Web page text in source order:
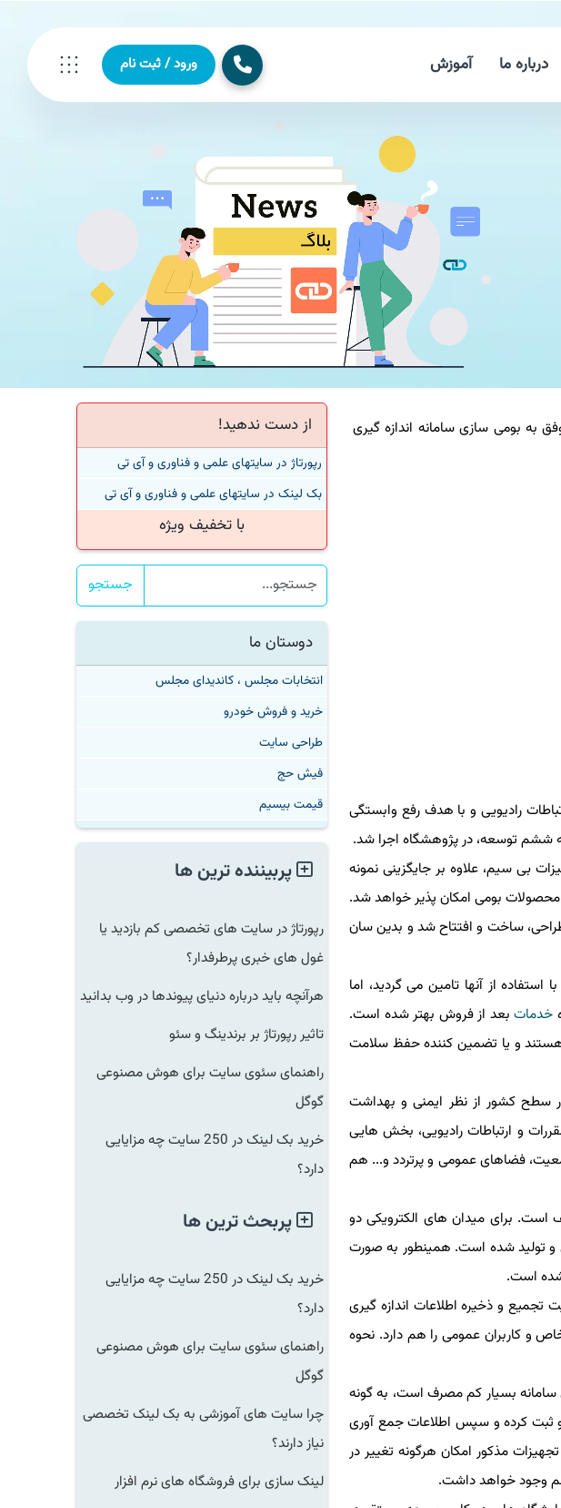
درباره ما آموزش ورود / ثبت نام
به بومی سازی سامانه اندازه گیری
رادیویی و با هدف رفع وابستگی
ششم توسعه، در پژوهشگاه اجرا شد.
بی سیم، علاوه بر جایگزینی نمونه
محصولات بومی امكان پذیر خواهد شد.
ساخت و افتتاح شد و بدین سان
از آنها تامین می گردید، اما
بعد از فروش بهتر شده است.
و یا تضمین كننده حفظ سلامت
سطح كشور از نظر ایمنی و بهداشت
و ارتباطات رادیویی، بخش هایی
فضاهای عمومی و پرتردد و... هم
برای میدان های الكترویكی دو
دو پروب در ۳۰ مگاهرتز و ۱۰۰ مگاهرتزی طراحی و تولید شده است. همینطور به صورت
و ذخیره اطلاعات اندازه گیری
و كاربران عمومی را هم دارد. نحوه
بسیار كم مصرف است، به گونه
كرده و سپس اطلاعات جمع آوری
مذكور امكان هرگونه تغییر در
وجود خواهد داشت.
از دست ندهید!
رپورتاژ در سایتهای علمی و فناوری و آی تی
بک لینک در سایتهای علمی و فناوری و آی تی
با تخفیف ویژه
جستجو
دوستان ما
انتخابات مجلس ، کاندیدای مجلس
خرید و فروش خودرو
طراحی سایت
فیش حج
قیمت بیسیم
پربیننده ترین ها
رپورتاژ در سایت های تخصصی کم بازدید یا
غول های خبری پرطرفدار؟
هرآنچه باید درباره دنیای پیوندها در وب بدانید
تاثیر رپورتاژ بر برندینگ و سئو
راهنمای سئوی سایت برای هوش مصنوعی
گوگل
خرید بک لینک در 250 سایت چه مزایایی
دارد؟
پربحث ترین ها
خرید بک لینک در 250 سایت چه مزایایی
دارد؟
راهنمای سئوی سایت برای هوش مصنوعی
گوگل
چرا سایت های آموزشی به بک لینک تخصصی
نیاز دارند؟
لینک سازی برای فروشگاه های نرم افزار